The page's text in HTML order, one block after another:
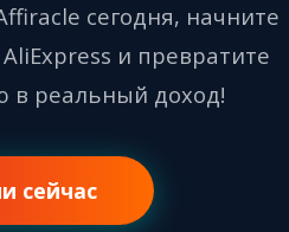
сегодня, начните
и превратите
в реальный доход!
сейчас